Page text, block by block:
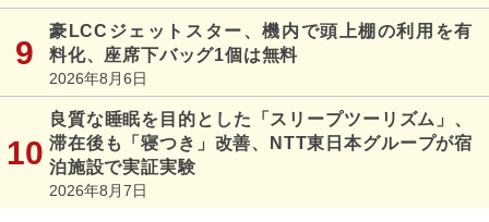
豪LCCジェットスター、機内で頭上棚の利用を有
料化、座席下バッグ1個は無料
2026年8月6日
良質な睡眠を目的とした「スリープツーリズム」、
滞在後も「寝つき」改善、NTT東日本グループが宿
泊施設で実証実験
2026年8月7日